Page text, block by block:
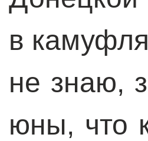
в
не знаю,
юны, что